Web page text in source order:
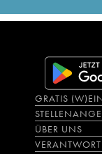
GRATIS
ÜBER UNS